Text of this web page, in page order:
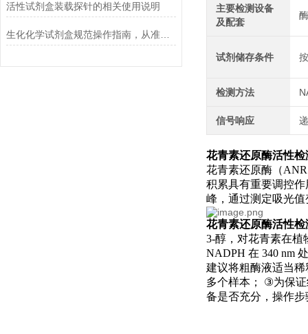
活性试剂盒装载探针的相关使用说明
生化化学试剂盒规范操作指南，从准备到结果判读的全流程解析
主要检测设备
及配套
试剂储存条件
检测方法
信号响应
花青素还原酶活性检
花青素还原酶（ANR
积累具有重要调控
峰，通过测定吸光
花青素还原酶活性检
3-醇，对花青素在植
NADPH 在 340 nm
建议将粗酶液适当
多个样本； ③为保
备是否充分，操作